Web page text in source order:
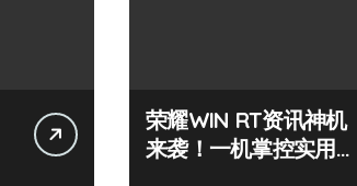
荣耀WIN RT资讯神机
来袭！一机掌控实用信